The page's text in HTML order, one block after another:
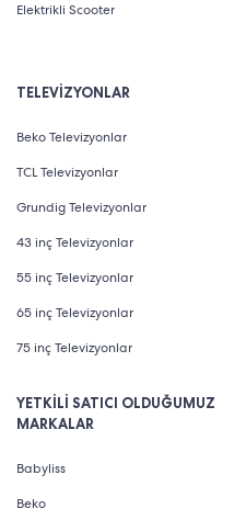
Elektrikli Scooter
TELEVİZYONLAR
Beko Televizyonlar
TCL Televizyonlar
Grundig Televizyonlar
43 inç Televizyonlar
55 inç Televizyonlar
65 inç Televizyonlar
75 inç Televizyonlar
YETKİLİ SATICI OLDUĞUMUZ
MARKALAR
Babyliss
Beko